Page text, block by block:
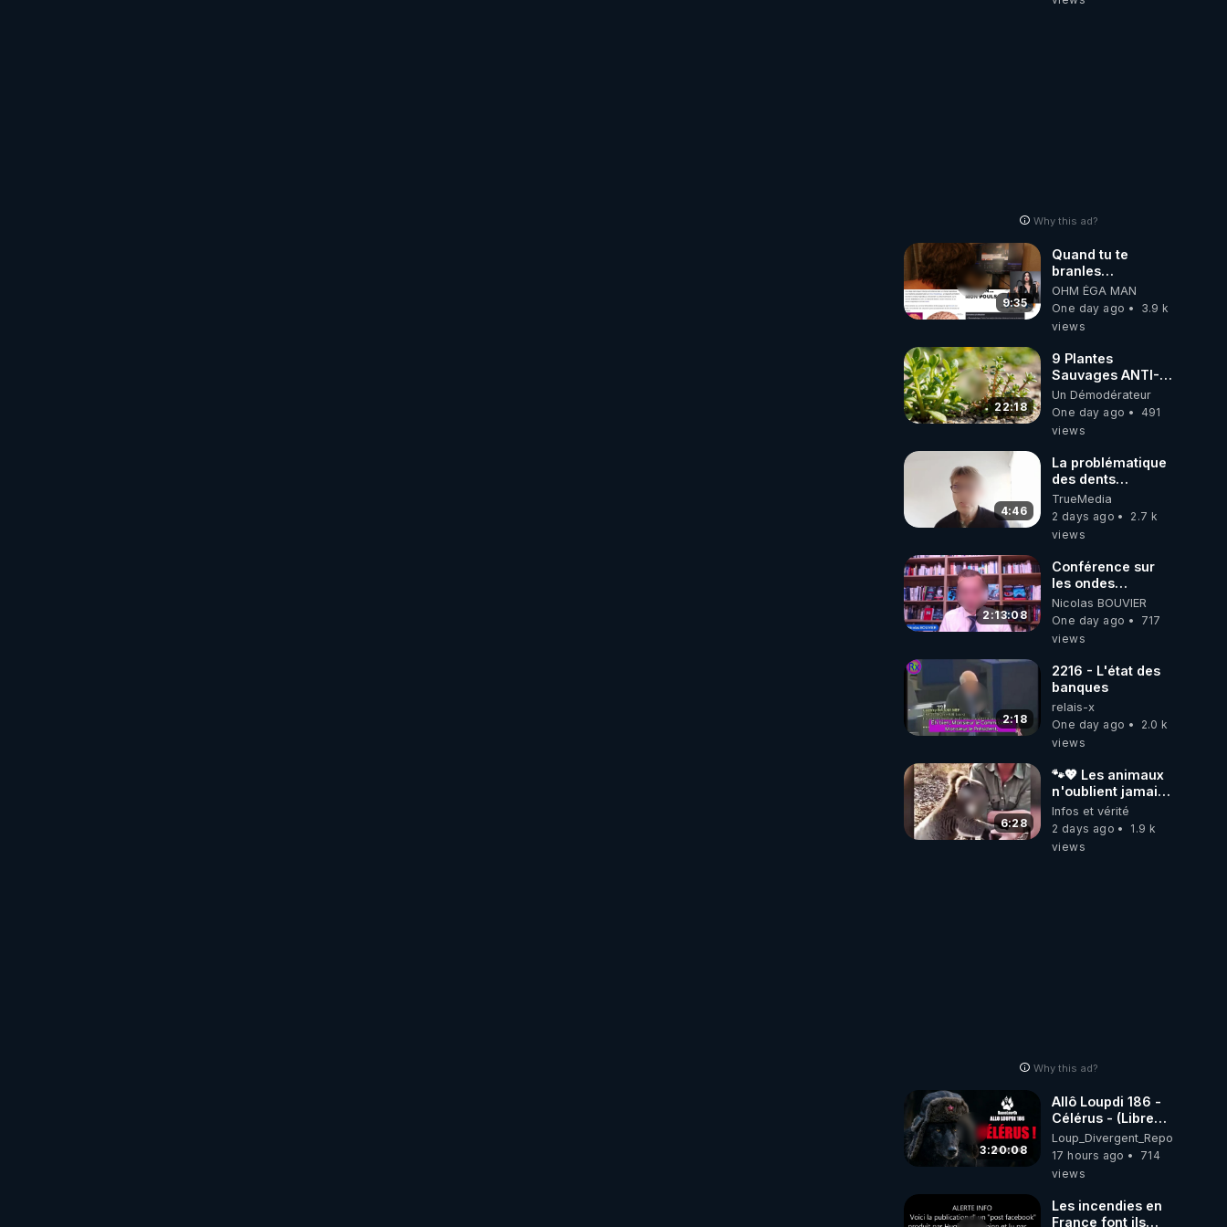
Why this ad?
9:35
Quand tu te
branles
bonhomme tu
émets des ondes
ils ont juste omis
OHM ÉGA MAN
One day ago
3.9 k
views
22:18
9 Plantes
Sauvages ANTI-
FAMINE: ces
Ressources
Haies
Un Démodérateur
One day ago
491
views
4:46
La problématique
des dents
dévitalisées et
des implants
TrueMedia
2 days ago
2.7 k
views
2:13:08
Conférence sur
les ondes
électromagnétiques
par Grégoire
Caustru et Bart de
Nicolas BOUVIER
One day ago
717
views
2:18
2216 - L'état des
banques
relais-x
One day ago
2.0 k
views
6:28
🐾💖 Les animaux
n'oublient jamais
ceux qu'ils
aiment… 🥹❤️
Infos et vérité
2 days ago
1.9 k
views
Why this ad?
3:20:08
Allô Loupdi 186 -
Célérus - (Libre
Antenne) - Loup
Divergent
2026.08.06
Loup_Divergent_Reposts
17 hours ago
714
views
Les incendies en
France font ils